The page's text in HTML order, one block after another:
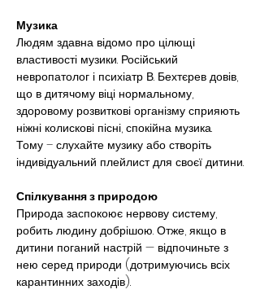
Музика
Людям здавна відомо про цілющі
властивості музики. Російський
невропатолог і психіатр В. Бехтєрев довів,
що в дитячому віці нормальному,
здоровому розвиткові організму сприяють
ніжні колискові пісні, спокійна музика.
Тому – слухайте музику або створіть
індивідуальний плейлист для своєї дитини.
Спілкування з природою
Природа заспокоює нервову систему,
робить людину добрішою. Отже, якщо в
дитини поганий настрій — відпочиньте з
нею серед природи (дотримуючись всіх
карантинних заходів).